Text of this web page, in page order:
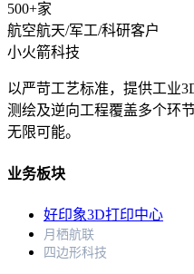
500+家
航空航天/军工/科研客户
小火箭科技
以严苛工艺标准，提供工业
测绘及逆向工程覆盖多个环
无限可能。
业务板块
好印象3D打印中心
月栖航联
四边形科技